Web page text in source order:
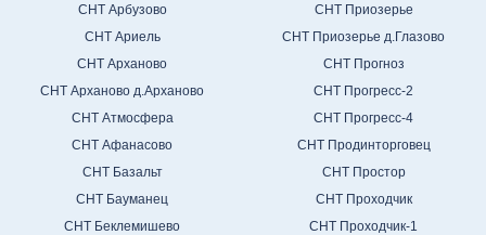
СНТ Арбузово
СНТ Ариель
СНТ Арханово
СНТ Арханово д.Арханово
СНТ Атмосфера
СНТ Афанасово
СНТ Базальт
СНТ Бауманец
СНТ Беклемишево
СНТ Приозерье
СНТ Приозерье д.Глазово
СНТ Прогноз
СНТ Прогресс-2
СНТ Прогресс-4
СНТ Продинторговец
СНТ Простор
СНТ Проходчик
СНТ Проходчик-1